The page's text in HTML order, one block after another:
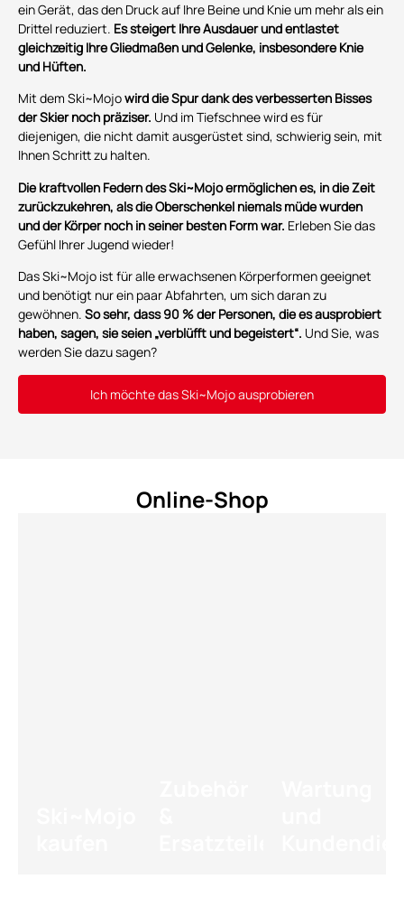
ein Gerät, das den Druck auf Ihre Beine und Knie um mehr als ein
Drittel reduziert. Es steigert Ihre Ausdauer und entlastet
gleichzeitig Ihre Gliedmaßen und Gelenke, insbesondere Knie
und Hüften.
Mit dem Ski~Mojowird die Spur dank des verbesserten Bisses
der Skier noch präziser. Und im Tiefschnee wird es für
diejenigen, die nicht damit ausgerüstet sind, schwierig sein, mit
Ihnen Schritt zu halten.
Die kraftvollen Federn des Ski~Mojo ermöglichen es, in die Zeit
zurückzukehren, als die Oberschenkel niemals müde wurden
und der Körper noch in seiner besten Form war. Erleben Sie das
Gefühl Ihrer Jugend wieder!
Das Ski~Mojo ist für alle erwachsenen Körperformen geeignet
und benötigt nur ein paar Abfahrten, um sich daran zu
gewöhnen. So sehr, dass 90 % der Personen, die es ausprobiert
haben, sagen, sie seien „verblüfft und begeistert“. Und Sie, was
werden Sie dazu sagen?
Ich möchte das Ski~Mojo ausprobieren
Online-Shop